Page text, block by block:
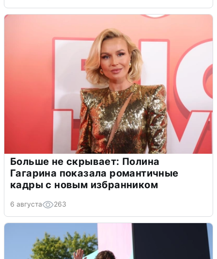
Больше не скрывает: Полина
Гагарина показала романтичные
кадры с новым избранником
6 августа 263